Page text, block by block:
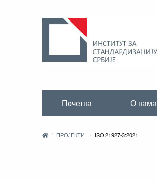
Почетна О нама
ПРОЈЕКТИ ISO 21927-3:2021